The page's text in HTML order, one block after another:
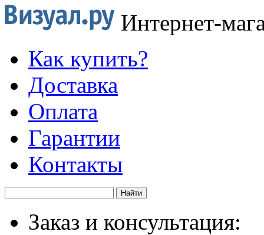
Интернет-
Как купить?
Доставка
Оплата
Гарантии
Контакты
Заказ и консультация: